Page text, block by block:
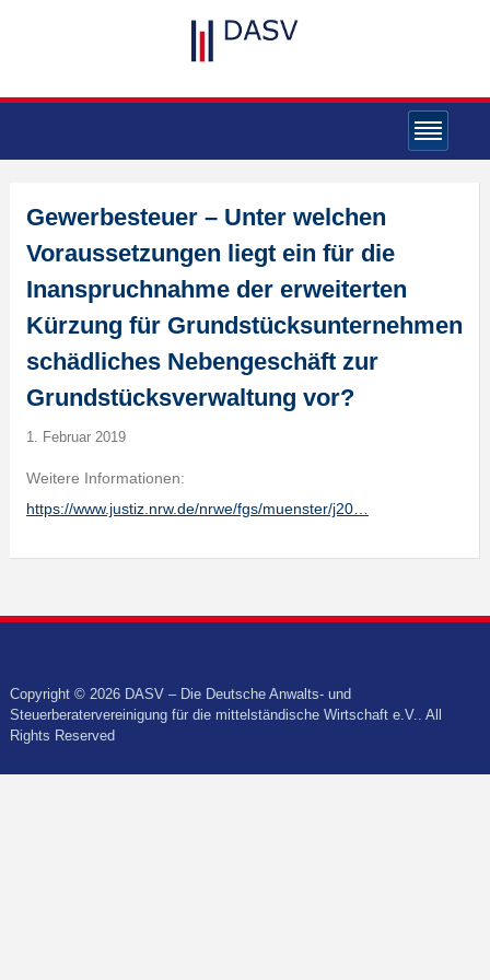
Gewerbesteuer – Unter welchen
Voraussetzungen liegt ein für die
Inanspruchnahme der erweiterten
Kürzung für Grundstücksunternehmen
schädliches Nebengeschäft zur
Grundstücksverwaltung vor?
1. Februar 2019
Weitere Informationen:
https://www.justiz.nrw.de/nrwe/fgs/muenster/j20…
Copyright © 2026 DASV – Die Deutsche Anwalts- und
Steuerberatervereinigung für die mittelständische Wirtschaft e.V.. All
Rights Reserved